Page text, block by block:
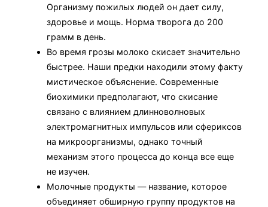
Организму пожилых людей он дает силу,
здоровье и мощь. Норма творога до 200
грамм в день.
Во время грозы молоко скисает значительно
быстрее. Наши предки находили этому факту
мистическое объяснение. Современные
биохимики предполагают, что скисание
связано с влиянием длинноволновых
электромагнитных импульсов или сфериксов
на микроорганизмы, однако точный
механизм этого процесса до конца все еще
не изучен.
Молочные продукты — название, которое
объединяет обширную группу продуктов на